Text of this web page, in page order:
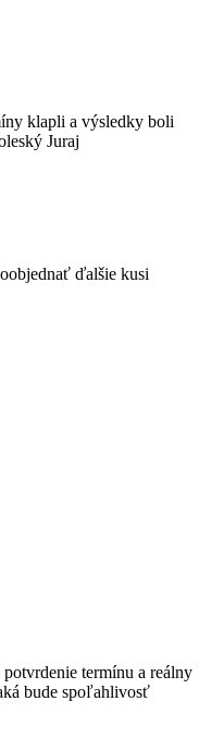
klapli a výsledky boli
Juraj
ďalšie kusi
termínu a reálny
bude spoľahlivosť